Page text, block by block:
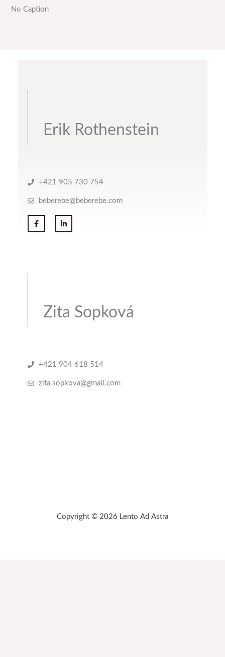
No Caption
Erik Rothenstein
+421 905 730 754
beberebe@beberebe.com
Zita Sopková
+421 904 618 514
zita.sopkova@gmail.com
Copyright © 2026 Lento Ad Astra